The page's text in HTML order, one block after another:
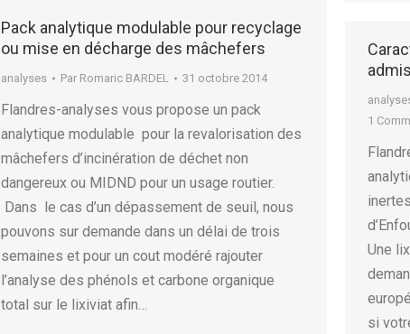
Pack analytique modulable pour recyclage
ou mise en décharge des mâchefers
analyses Par Romaric BARDEL 31 octobre 2014
Flandres-analyses vous propose un pack
analytique modulable pour la revalorisation des
mâchefers d’incinération de déchet non
dangereux ou MIDND pour un usage routier.
Dans le cas d’un dépassement de seuil, nous
pouvons sur demande dans un délai de trois
semaines et pour un cout modéré rajouter
l’analyse des phénols et carbone organique
total sur le lixiviat afin…
1
Une
si